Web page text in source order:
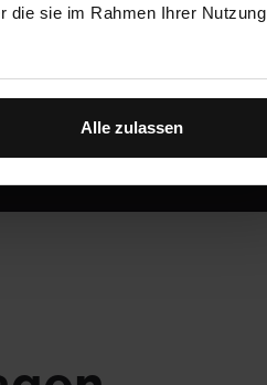
die sie im Rahmen Ihrer Nutzung
Alle zulassen